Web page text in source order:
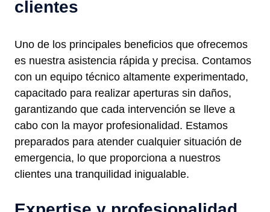
clientes
Uno de los principales beneficios que ofrecemos
es nuestra asistencia rápida y precisa. Contamos
con un equipo técnico altamente experimentado,
capacitado para realizar aperturas sin daños,
garantizando que cada intervención se lleve a
cabo con la mayor profesionalidad. Estamos
preparados para atender cualquier situación de
emergencia, lo que proporciona a nuestros
clientes una tranquilidad inigualable.